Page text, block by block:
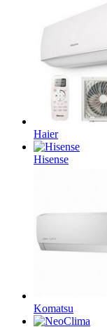
Haier
Hisense
Komatsu